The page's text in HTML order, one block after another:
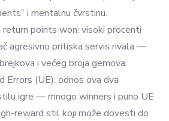
i mentalnu čvrstinu.
points won: visoki procenti
agresivno pritiska servis rivala —
i većeg broja gemova.
Errors (UE): odnos ova dva
igre — mnogo winners i puno UE
reward stil koji može dovesti do